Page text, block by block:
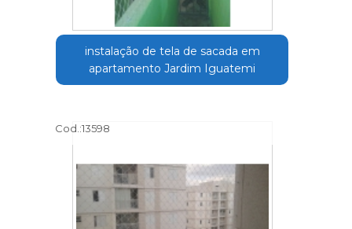
instalação de tela de sacada em
apartamento Jardim Iguatemi
Cod.:13598